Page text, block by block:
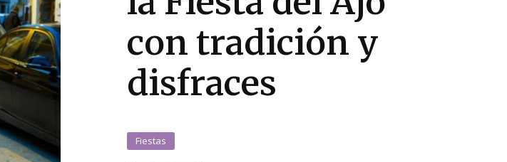
con tradición y
disfraces
Fiestas